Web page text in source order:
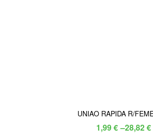
UNIAO RAPIDA R/
1,99€ –28,82€
Price